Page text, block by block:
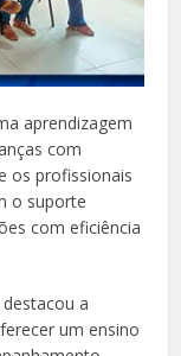
aprendizagem
com
os profissionais
o suporte
com eficiência
a
um ensino